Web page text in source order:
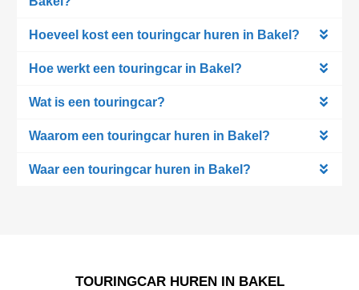
Hoeveel kost een touringcar huren in Bakel?
Hoe werkt een touringcar in Bakel?
Wat is een touringcar?
Waarom een touringcar huren in Bakel?
Waar een touringcar huren in Bakel?
TOURINGCAR HUREN IN BAKEL